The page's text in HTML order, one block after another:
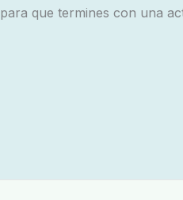
para que termines con una